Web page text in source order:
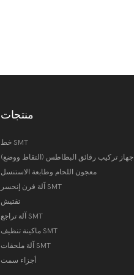
منتجات
خط SMT
جهاز تركيب رقائق البطاطس (التقاط ووضع)
معجون اللحام وطابعة الاستنسل
آلة فرن إنحسر SMT
تقتيش
آلة تراجع SMT
ماكينة تنظيف SMT
آلة ملحقات SMT
أجزاء سمت